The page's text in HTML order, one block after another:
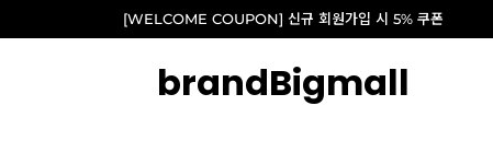
[WELCOME COUPON] 신규 회원가입 시 5% 쿠폰
brandBigmall